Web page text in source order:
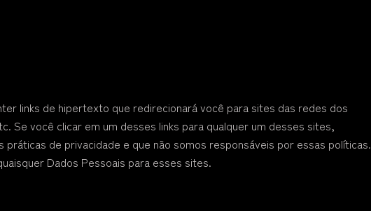
links de hipertexto que redirecionará você para sites das redes dos
Se você clicar em um desses links para qualquer um desses sites,
de privacidade e que não somos responsáveis por essas políticas.
Dados Pessoais para esses sites.